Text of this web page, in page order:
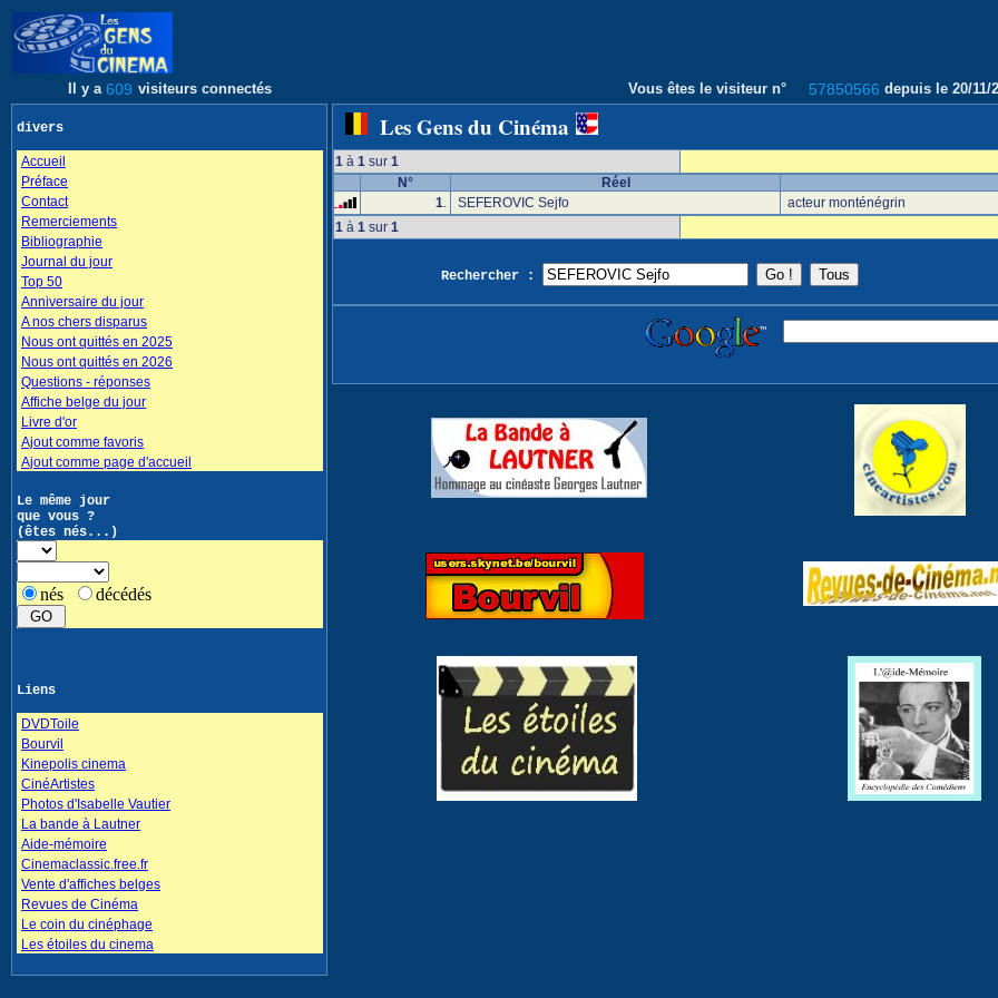
Il y a 609 visiteurs connectés Vous êtes le visiteur n° 57850566 depuis le 20/11/
divers
Accueil
Préface
Contact
Remerciements
Bibliographie
Journal du jour
Top 50
Anniversaire du jour
A nos chers disparus
Nous ont quittés en 2025
Nous ont quittés en 2026
Questions - réponses
Affiche belge du jour
Livre d'or
Ajout comme favoris
Ajout comme page d'accueil
Le même jour
que vous ?
(êtes nés...)
nés décédés
Liens
DVDToile
Bourvil
Kinepolis cinema
CinéArtistes
Photos d'Isabelle Vautier
La bande à Lautner
Aide-mémoire
Cinemaclassic.free.fr
Vente d'affiches belges
Revues de Cinéma
Le coin du cinéphage
Les étoiles du cinema
Les Gens du Cinéma
1 à 1 sur 1
N°
Réel
1. SEFEROVIC Sejfo
acteur monténégrin
1 à 1 sur 1
Rechercher :